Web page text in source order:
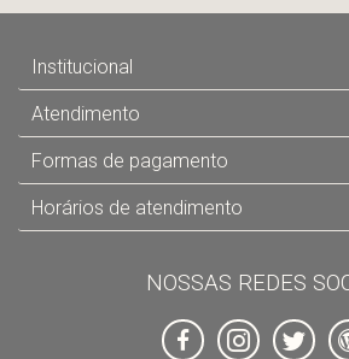
Institucional
Atendimento
Formas de pagamento
Horários de atendimento
NOSSAS REDES